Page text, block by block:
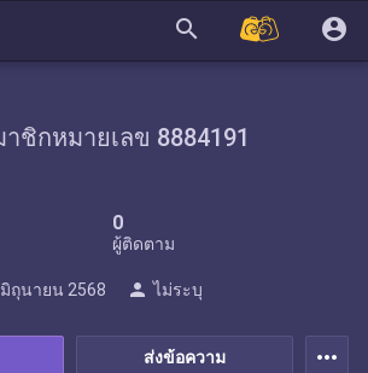
search account_circle
าชิกหมายเลข 8884191
0
ผู้ติดตาม
ส่งข้อความ
มิถุนายน 2568 person ไม่ระบุ
more_horiz